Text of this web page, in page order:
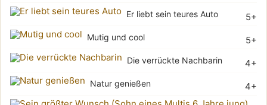
5+
Er liebt sein teures Auto
5+
Mutig und cool
4+
Die verrückte Nachbarin
4+
Natur genießen